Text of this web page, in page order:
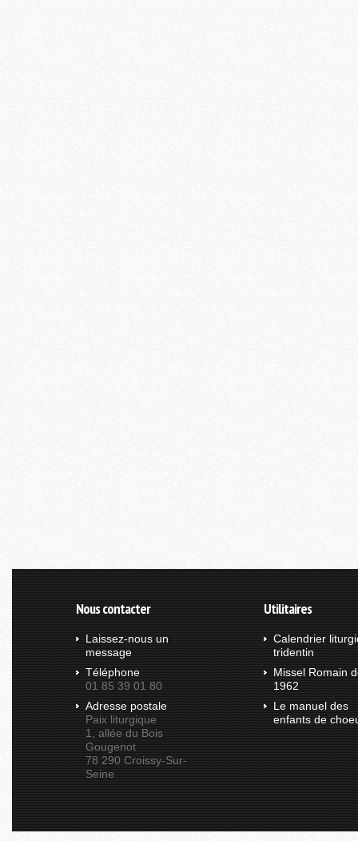
Nous contacter
Laissez-nous un
message
Téléphone
01 85 39 01 80
Adresse postale
Paix liturgique
1, allée du Bois
Gougenot
78 290 Croissy-Sur-
Seine
Utilitaires
Calendrier
tridentin
Missel Romain
1962
Le manuel des
enfants de